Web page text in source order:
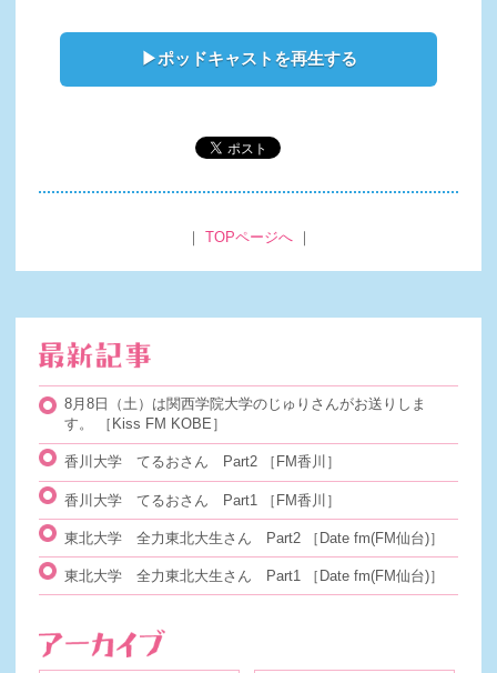
▶ポッドキャストを再生する
｜ TOPページへ｜
8月8日（土）は関西学院大学のじゅりさんがお送りしま
す。
［Kiss FM KOBE］
香川大学 てるおさん Part2 ［FM香川］
香川大学 てるおさん Part1 ［FM香川］
東北大学 全力東北大生さん Part2 ［Date fm(FM仙台)］
東北大学 全力東北大生さん Part1 ［Date fm(FM仙台)］